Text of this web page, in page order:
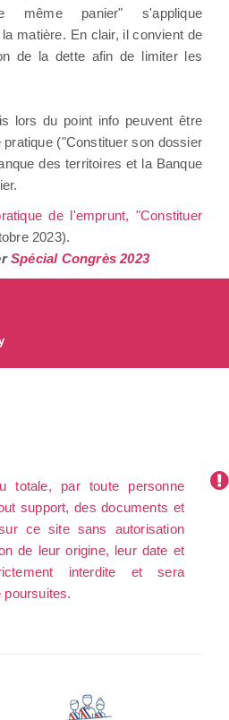
panier" s'applique
matière. En clair, il convient de
de la dette afin de limiter les
lors du point info peuvent être
("Constituer son dossier
des territoires et la Banque
de l'emprunt, "Constituer
2023).
Spécial Congrès 2023
totale, par toute personne
support, des documents et
ce site sans autorisation
de leur origine, leur date et
interdite et sera
poursuites.